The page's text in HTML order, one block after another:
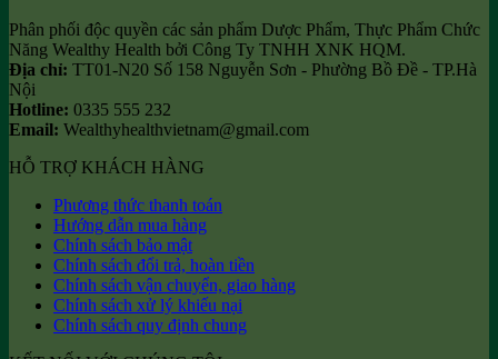
Phân phối độc quyền các sản phẩm Dược Phẩm, Thực Phẩm Chức
Năng Wealthy Health bởi Công Ty TNHH XNK HQM.
Địa chỉ: TT01-N20 Số 158 Nguyễn Sơn - Phường Bồ Đề - TP.Hà
Nội
Hotline: 0335 555 232
Email: Wealthyhealthvietnam@gmail.com
HỖ TRỢ KHÁCH HÀNG
Phương thức thanh toán
Hướng dẫn mua hàng
Chính sách bảo mật
Chính sách đổi trả, hoàn tiền
Chính sách vận chuyển, giao hàng
Chính sách xử lý khiếu nại
Chính sách quy định chung